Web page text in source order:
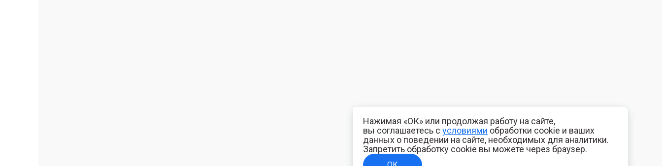
Нажимая «ОК» или продолжая работу на сайте,
вы соглашаетесь с условиями обработки cookie и ваших
данных о поведении на сайте, необходимых для аналитики.
Запретить обработку cookie вы можете через браузер.